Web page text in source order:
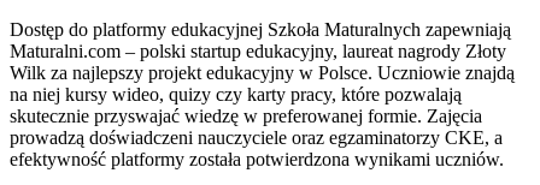
Dostęp do platformy edukacyjnej Szkoła Maturalnych zapewniają
Maturalni.com – polski startup edukacyjny, laureat nagrody Złoty
Wilk za najlepszy projekt edukacyjny w Polsce. Uczniowie znajdą
na niej kursy wideo, quizy czy karty pracy, które pozwalają
skutecznie przyswajać wiedzę w preferowanej formie. Zajęcia
prowadzą doświadczeni nauczyciele oraz egzaminatorzy CKE, a
efektywność platformy została potwierdzona wynikami uczniów.